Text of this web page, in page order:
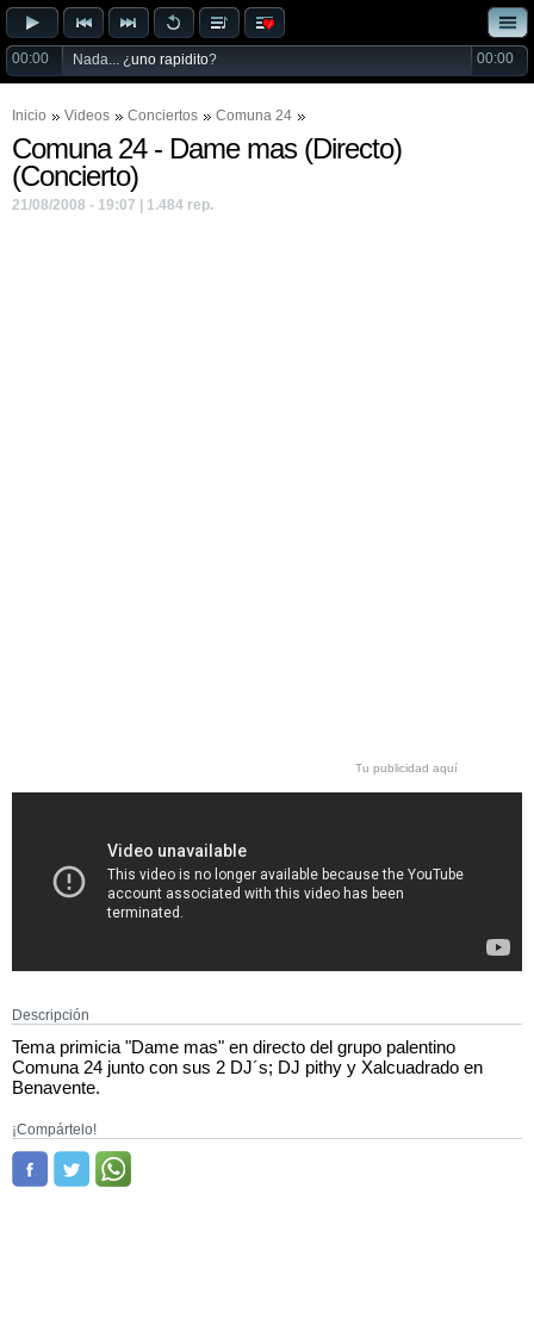
00:00 Nada... ¿uno rapidito? 00:00
Inicio Videos Conciertos Comuna 24
Comuna 24 - Dame mas (Directo)
(Concierto)
21/08/2008 - 19:07 | 1.484 rep.
Tu publicidad aquí
Descripción
Tema primicia "Dame mas" en directo del grupo palentino
Comuna 24 junto con sus 2 DJ´s; DJ pithy y Xalcuadrado en
Benavente.
¡Compártelo!